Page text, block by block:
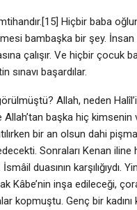
Hiçbir baba
bambaşka bir şey.
çalışır. Ve hiçbir çocuk
başardılar.
Allah, neden
başka hiç
bir an olsun dahi
Sonraları Kenan iline
duasının karşılığıydı.
Kâbe’nin inşa edileceği,
kopmuştu. Genç bir